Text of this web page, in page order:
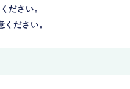
ださい。
ださい。